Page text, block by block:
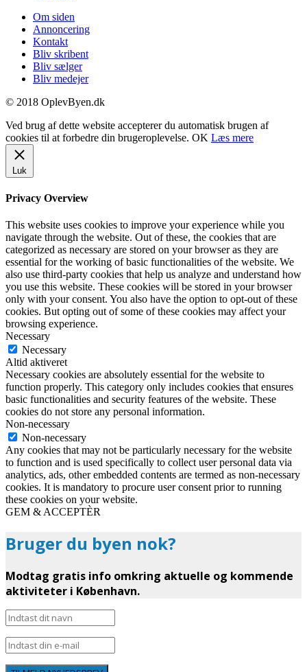
Om siden
Annoncering
Kontakt
Bliv skribent
Bliv sælger
Bliv medejer
© 2018 OplevByen.dk
Ved brug af dette website accepterer du automatisk brugen af
cookies til at forbedre din brugeroplevelse. OK Læs mere
Luk
Privacy Overview
This website uses cookies to improve your experience while you
navigate through the website. Out of these, the cookies that are
categorized as necessary are stored on your browser as they are
essential for the working of basic functionalities of the website. We
also use third-party cookies that help us analyze and understand how
you use this website. These cookies will be stored in your browser
only with your consent. You also have the option to opt-out of these
cookies. But opting out of some of these cookies may affect your
browsing experience.
Necessary
Necessary
Altid aktiveret
Necessary cookies are absolutely essential for the website to
function properly. This category only includes cookies that ensures
basic functionalities and security features of the website. These
cookies do not store any personal information.
Non-necessary
Non-necessary
Any cookies that may not be particularly necessary for the website
to function and is used specifically to collect user personal data via
analytics, ads, other embedded contents are termed as non-necessary
cookies. It is mandatory to procure user consent prior to running
these cookies on your website.
GEM & ACCEPTÈR
Bruger du byen nok?
Modtag gratis info omkring aktuelle og kommende
aktiviteter i København.